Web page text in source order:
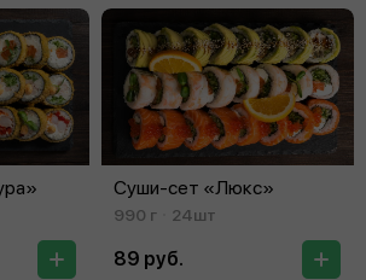
Суши-сет «Люкс»
990 г 24шт
89 руб.